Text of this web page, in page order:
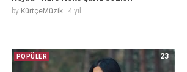
by KürtçeMüzik 4 yıl
23
POPÜLER